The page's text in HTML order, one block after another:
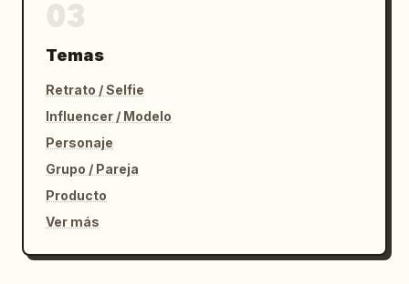
Temas
Retrato / Selfie
Influencer / Modelo
Personaje
Grupo / Pareja
Producto
Ver más